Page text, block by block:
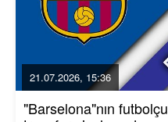
21.07.2026, 15:36
"Barselona"nın